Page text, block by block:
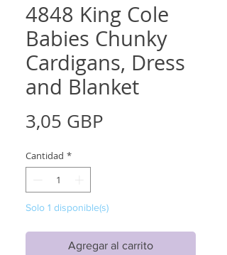
4848 King Cole
Babies Chunky
Cardigans, Dress
and Blanket
3,05 GBP
Cantidad *
Solo 1 disponible(s)
Agregar al carrito